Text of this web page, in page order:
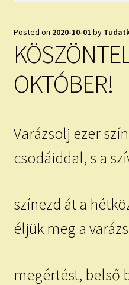
NAPI ASZTROLÓGIA
KÉRJ EGY MEGERŐSÍTÉST!
ÍRJ NEKEM!
TAROT ELEMZÉS
AJÁNDÉKOKKAL!
Posted on 2020-10-01 by
OKTÓBER!
Varázsolj ezer
csodáiddal, s a
színezd át a
éljük meg a
megértést, belső